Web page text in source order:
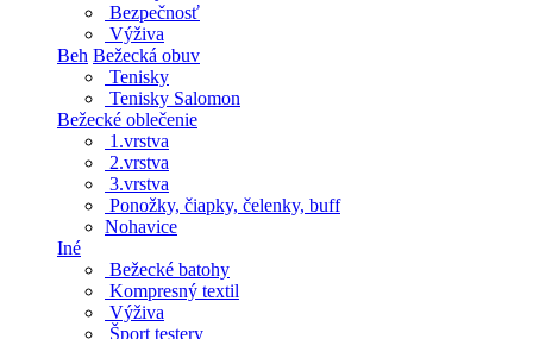
Bezpečnosť
Výživa
Beh Bežecká obuv
Tenisky
Tenisky Salomon
Bežecké oblečenie
1.vrstva
2.vrstva
3.vrstva
Ponožky, čiapky, čelenky, buff
Nohavice
Iné
Bežecké batohy
Kompresný textil
Výživa
Šport testery